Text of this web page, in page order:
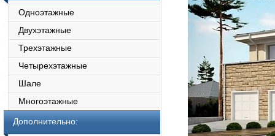
Одноэтажные
Двухэтажные
Трехэтажные
Четырехэтажные
Шале
Многоэтажные
Дополнительно: